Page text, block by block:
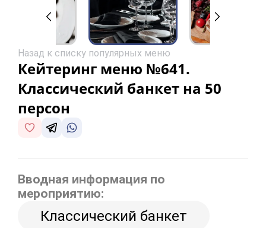
Назад к списку популярных меню
Кейтеринг меню №641.
Классический банкет на 50
персон
Вводная информация по
мероприятию:
Классический банкет